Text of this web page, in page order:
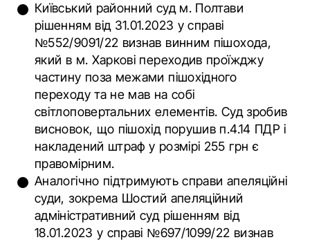
Київський районний суд м. Полтави
рішенням від 31.01.2023 у справі
№552/9091/22 визнав винним пішохода,
який в м. Харкові переходив проїжджу
частину поза межами пішохідного
переходу та не мав на собі
світлоповертальних елементів. Суд зробив
висновок, що пішохід порушив п.4.14 ПДР і
накладений штраф у розмірі 255 грн є
правомірним.
Аналогічно підтримують справи апеляційні
суди, зокрема Шостий апеляційний
адміністративний суд рішенням від
18.01.2023 у справі №697/1099/22 визнав